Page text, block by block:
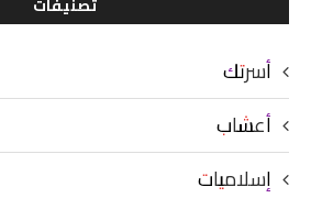
أسرتك
أعشاب
إسلاميات